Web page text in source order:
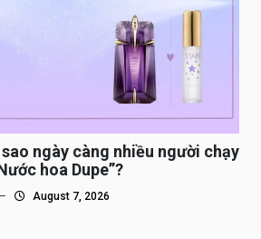
ngày càng nhiều người chạy
hoa Dupe”?
August 7, 2026